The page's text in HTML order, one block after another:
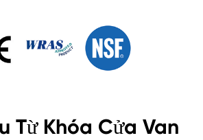
Từ Khóa Cửa Van